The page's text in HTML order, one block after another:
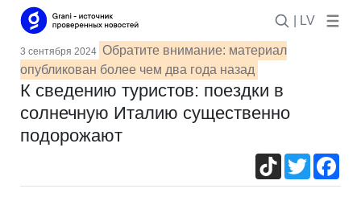
| LV
3 сентября 2024 Обратите внимание: материал
опубликован более чем два года назад
К сведению туристов: поездки в
солнечную Италию существенно
подорожают
TikTokTwitter